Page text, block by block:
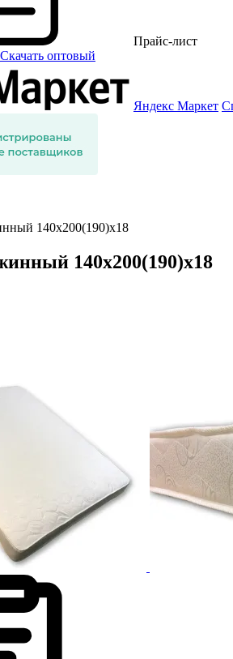
Прайс-лист
Скачать оптовый
Яндекс Маркет
140х200(190)х18
140х200(190)х18